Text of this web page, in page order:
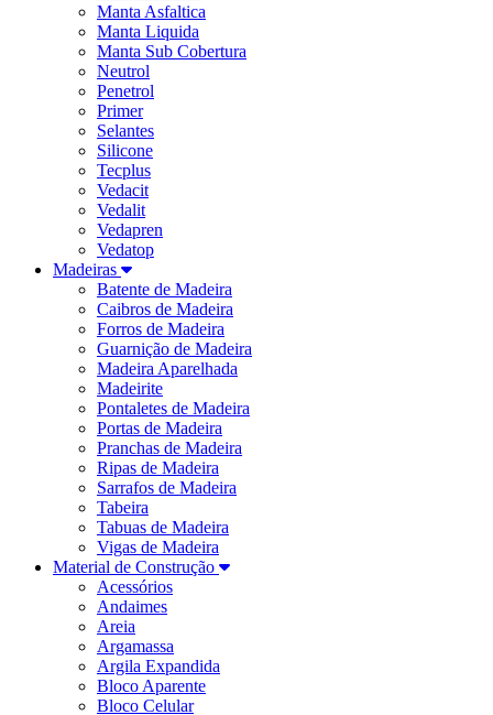
Manta Asfaltica
Manta Liquida
Manta Sub Cobertura
Neutrol
Penetrol
Primer
Selantes
Silicone
Tecplus
Vedacit
Vedalit
Vedapren
Vedatop
Madeiras
Batente de Madeira
Caibros de Madeira
Forros de Madeira
Guarnição de Madeira
Madeira Aparelhada
Madeirite
Pontaletes de Madeira
Portas de Madeira
Pranchas de Madeira
Ripas de Madeira
Sarrafos de Madeira
Tabeira
Tabuas de Madeira
Vigas de Madeira
Material de Construção
Acessórios
Andaimes
Areia
Argamassa
Argila Expandida
Bloco Aparente
Bloco Celular